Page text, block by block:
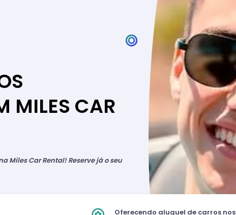
MILES CAR
Miles Car Rental! Reserve já o seu
Oferecendo aluguel de carros nos